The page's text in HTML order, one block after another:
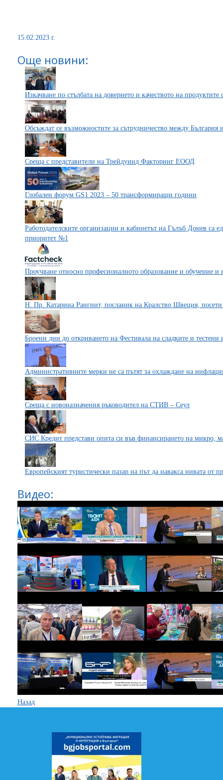
15.02.2023 г.
Още новини:
Изкачване по стълбата на доверието и качеството на
Обсъждат се възможностите за сътрудничество между България
Среща с представители на Трейдуинд Факторинг ЕООД
Глобален форум GS1 2023 – 50 трансформиращи години
Работодателските организации и кабинетът на Гълъб Донев са
приоритет №1
Проучване относно професионалното образование и обучение
Н. Пр. Катарина Рангнит, посланик на Кралство Швеция,
Броени дни до откриването на Фестивала на сладките и
Административните мерки не са пътят за охлаждане на
Среща с новоназначения ръководител на СТИВ – Сеул
СИС Кредит представи опита си във финансирането на микро,
Европейският туристически пазар на път да навакса нивата от
Видео:
Назад